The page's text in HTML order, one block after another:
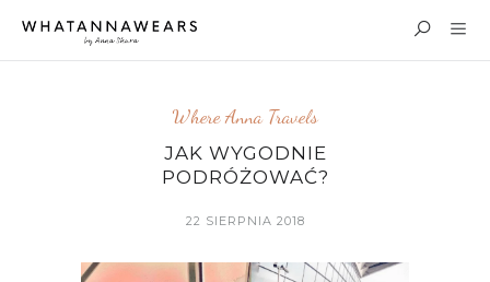
Where Anna Travels
JAK WYGODNIE
PODRÓŻOWAĆ?
22 SIERPNIA 2018